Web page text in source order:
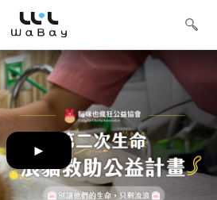
WaBay 挖貝 | 台灣最值得信賴的群眾
集資 / 群眾募資平台
►